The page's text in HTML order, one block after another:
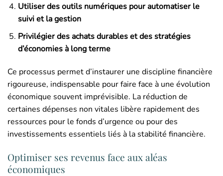
Utiliser des outils numériques pour automatiser le
suivi et la gestion
Privilégier des achats durables et des stratégies
d’économies à long terme
Ce processus permet d’instaurer une discipline financière
rigoureuse, indispensable pour faire face à une évolution
économique souvent imprévisible. La réduction de
certaines dépenses non vitales libère rapidement des
ressources pour le fonds d’urgence ou pour des
investissements essentiels liés à la stabilité financière.
Optimiser ses revenus face aux aléas
économiques